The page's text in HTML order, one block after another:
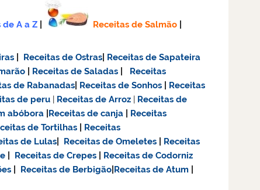
de A a Z Receitas de Salmão
Receitas de Ostras
Receitas de Sapateira
Receitas de Saladas
Receitas
de Rabanadas Receitas de Sonhos
Receitas
de peru Receitas de Arroz
Receitas de
abóbora Receitas de canja
Receitas
de Tortilhas
Receitas
de Lulas Receitas de Omeletes
Receitas
Receitas de Crepes
Receitas de Codorniz
Receitas de Berbigão Receitas de Atum